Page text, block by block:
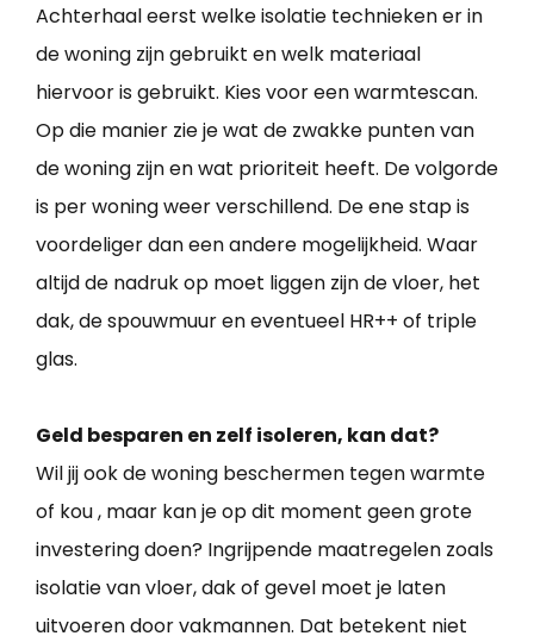
Achterhaal eerst welke isolatie technieken er in
de woning zijn gebruikt en welk materiaal
hiervoor is gebruikt. Kies voor een warmtescan.
Op die manier zie je wat de zwakke punten van
de woning zijn en wat prioriteit heeft. De volgorde
is per woning weer verschillend. De ene stap is
voordeliger dan een andere mogelijkheid. Waar
altijd de nadruk op moet liggen zijn de vloer, het
dak, de spouwmuur en eventueel HR++ of triple
glas.
Geld besparen en zelf isoleren, kan dat?
Wil jij ook de woning beschermen tegen warmte
of kou , maar kan je op dit moment geen grote
investering doen? Ingrijpende maatregelen zoals
isolatie van vloer, dak of gevel moet je laten
uitvoeren door vakmannen. Dat betekent niet